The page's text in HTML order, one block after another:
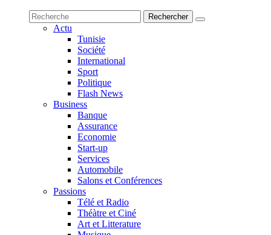
Actu
Tunisie
Société
International
Sport
Politique
Flash News
Business
Banque
Assurance
Economie
Start-up
Services
Automobile
Salons et Conférences
Passions
Télé et Radio
Théàtre et Ciné
Art et Litterature